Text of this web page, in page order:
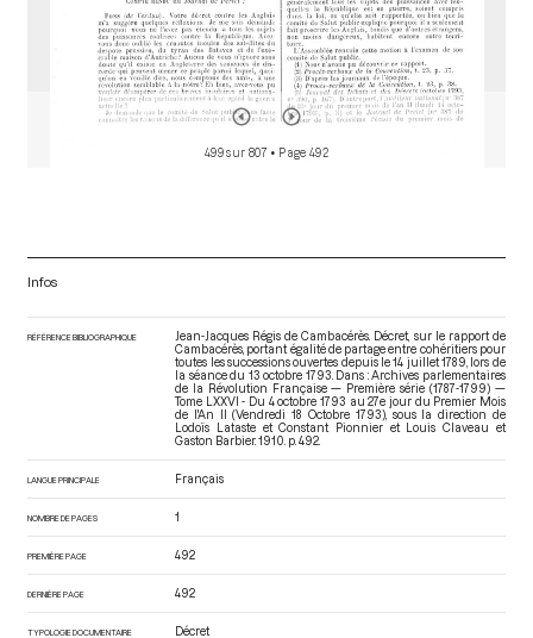
499 sur 807 • Page 492
Infos
RÉFÉRENCE BIBLIOGRAPHIQUE
Jean-Jacques Régis de Cambacérès. Décret, sur le rapport de
Cambacérès, portant égalité de partage entre cohéritiers pour
toutes les successions ouvertes depuis le 14 juillet 1789, lors de
la séance du 13 octobre 1793. Dans : Archives parlementaires
de la Révolution Française — Première série (1787-1799) —
Tome LXXVI - Du 4 octobre 1793 au 27e jour du Premier Mois
de l'An II (Vendredi 18 Octobre 1793), sous la direction de
Lodoïs Lataste et Constant Pionnier et Louis Claveau et
Gaston Barbier. 1910. p. 492.
LANGUE PRINCIPALE Français
NOMBRE DE PAGES 1
PREMIÈRE PAGE 492
DERNIÈRE PAGE 492
TYPOLOGIE DOCUMENTAIRE Décret